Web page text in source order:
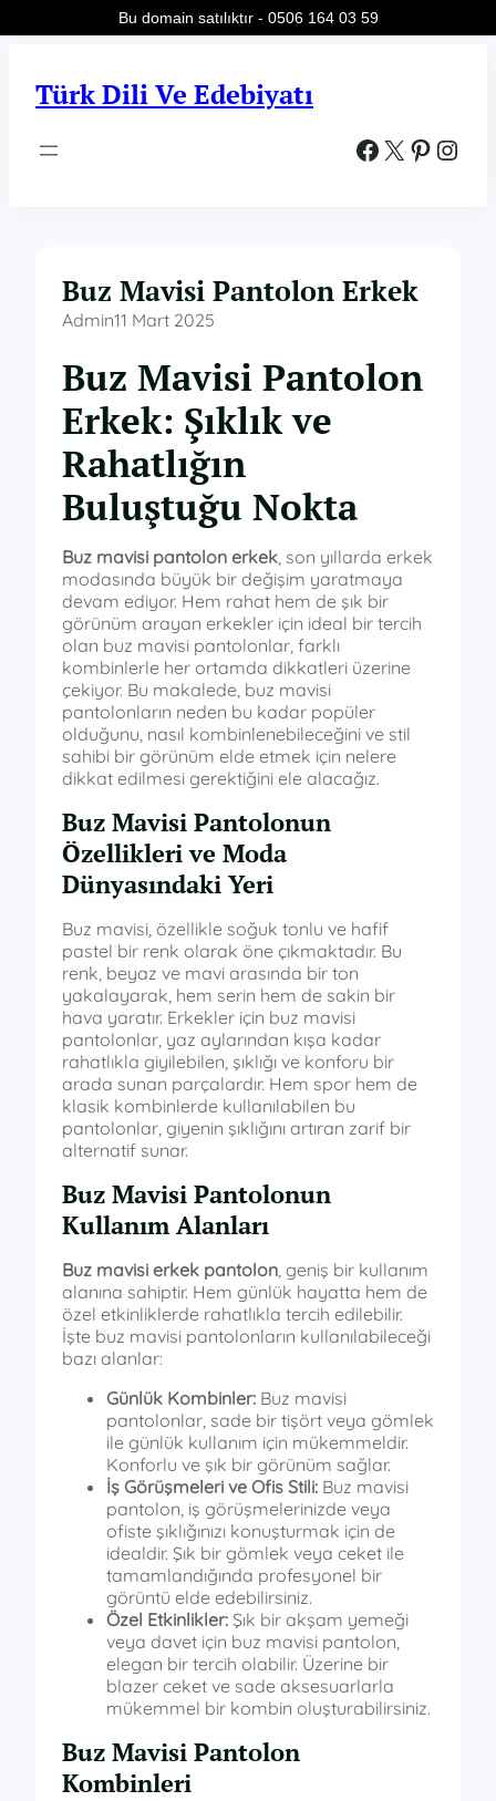
Türk Dili Ve Edebiyatı
Facebook X Pinterest Instagram
Buz Mavisi Pantolon Erkek
Admin11 Mart 2025
Buz Mavisi Pantolon
Erkek: Şıklık ve
Rahatlığın
Buluştuğu Nokta
Buz mavisi pantolon erkek , son yıllarda erkek
modasında büyük bir değişim yaratmaya
devam ediyor. Hem rahat hem de şık bir
görünüm arayan erkekler için ideal bir tercih
olan buz mavisi pantolonlar, farklı
kombinlerle her ortamda dikkatleri üzerine
çekiyor. Bu makalede, buz mavisi
pantolonların neden bu kadar popüler
olduğunu, nasıl kombinlenebileceğini ve stil
sahibi bir görünüm elde etmek için nelere
dikkat edilmesi gerektiğini ele alacağız.
Buz Mavisi Pantolonun
Özellikleri ve Moda
Dünyasındaki Yeri
Buz mavisi, özellikle soğuk tonlu ve hafif
pastel bir renk olarak öne çıkmaktadır. Bu
renk, beyaz ve mavi arasında bir ton
yakalayarak, hem serin hem de sakin bir
hava yaratır. Erkekler için buz mavisi
pantolonlar, yaz aylarından kışa kadar
rahatlıkla giyilebilen, şıklığı ve konforu bir
arada sunan parçalardır. Hem spor hem de
klasik kombinlerde kullanılabilen bu
pantolonlar, giyenin şıklığını artıran zarif bir
alternatif sunar.
Buz Mavisi Pantolonun
Kullanım Alanları
Buz mavisi erkek pantolon , geniş bir kullanım
alanına sahiptir. Hem günlük hayatta hem de
özel etkinliklerde rahatlıkla tercih edilebilir.
İşte buz mavisi pantolonların kullanılabileceği
bazı alanlar:
Günlük Kombinler: Buz mavisi
pantolonlar, sade bir tişört veya gömlek
ile günlük kullanım için mükemmeldir.
Konforlu ve şık bir görünüm sağlar.
İş Görüşmeleri ve Ofis Stili: Buz mavisi
pantolon, iş görüşmelerinizde veya
ofiste şıklığınızı konuşturmak için de
idealdir. Şık bir gömlek veya ceket ile
tamamlandığında profesyonel bir
görüntü elde edebilirsiniz.
Özel Etkinlikler: Şık bir akşam yemeği
veya davet için buz mavisi pantolon,
elegan bir tercih olabilir. Üzerine bir
blazer ceket ve sade aksesuarlarla
mükemmel bir kombin oluşturabilirsiniz.
Buz Mavisi Pantolon
Kombinleri
Bu domain satılıktır - 0506 164 03 59